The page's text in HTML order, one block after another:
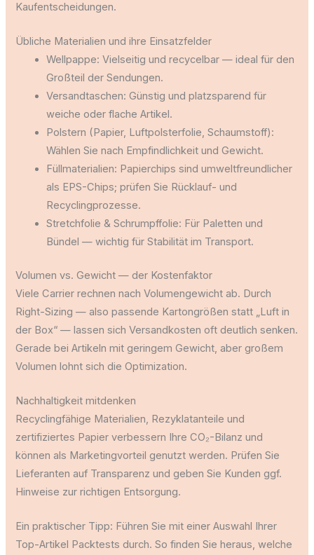
Kaufentscheidungen.
Übliche Materialien und ihre Einsatzfelder
Wellpappe: Vielseitig und recycelbar — ideal für den
Großteil der Sendungen.
Versandtaschen: Günstig und platzsparend für
weiche oder flache Artikel.
Polstern (Papier, Luftpolsterfolie, Schaumstoff):
Wählen Sie nach Empfindlichkeit und Gewicht.
Füllmaterialien: Papierchips sind umweltfreundlicher
als EPS-Chips; prüfen Sie Rücklauf- und
Recyclingprozesse.
Stretchfolie & Schrumpffolie: Für Paletten und
Bündel — wichtig für Stabilität im Transport.
Volumen vs. Gewicht — der Kostenfaktor
Viele Carrier rechnen nach Volumengewicht ab. Durch
Right-Sizing — also passende Kartongrößen statt „Luft in
der Box“ — lassen sich Versandkosten oft deutlich senken.
Gerade bei Artikeln mit geringem Gewicht, aber großem
Volumen lohnt sich die Optimization.
Nachhaltigkeit mitdenken
Recyclingfähige Materialien, Rezyklatanteile und
zertifiziertes Papier verbessern Ihre CO₂-Bilanz und
können als Marketingvorteil genutzt werden. Prüfen Sie
Lieferanten auf Transparenz und geben Sie Kunden ggf.
Hinweise zur richtigen Entsorgung.
Ein praktischer Tipp: Führen Sie mit einer Auswahl Ihrer
Top-Artikel Packtests durch. So finden Sie heraus, welche